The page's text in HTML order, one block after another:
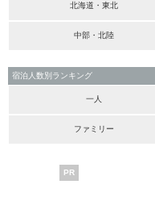
北海道・東北
中部・北陸
宿泊人数別ランキング
一人
ファミリー
PR